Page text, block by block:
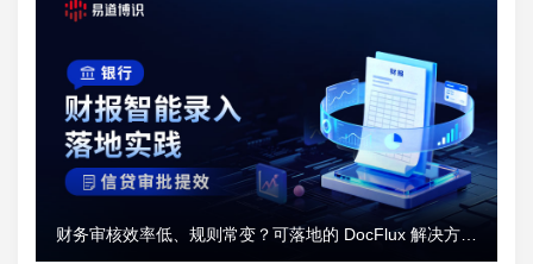
财务审核效率低、规则常变？可落地的 DocFlux 解决方案